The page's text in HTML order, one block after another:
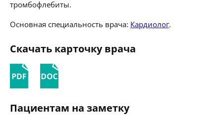
тромбофлебиты.
Основная специальность врача: Кардиолог.
Скачать карточку врача
Пациентам на заметку